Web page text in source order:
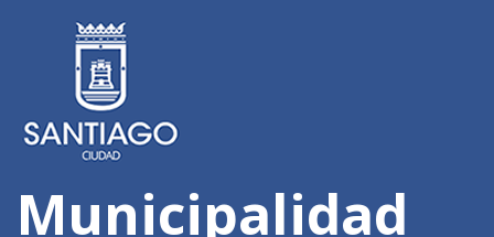
Municipalidad